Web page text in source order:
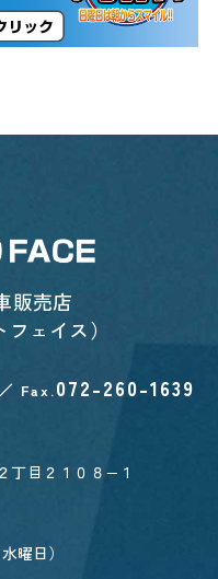
販売店
ェイス）
／ Fax.072-260-1639
丁目２１０８−１
曜日）